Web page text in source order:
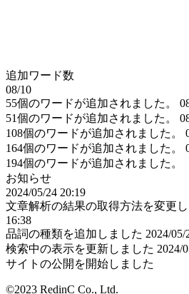
追加ワード数
08/10
55個のワードが追加されました。
51個のワードが追加されました。
108個のワードが追加されました。
164個のワードが追加されました。
194個のワードが追加されました。
お知らせ
2024/05/24 20:19
文章解析の結果の取得方法を変更し
16:38
品詞の種類を追加しました 2024/05/
検索中の表示を更新しました 2024/
サイトの公開を開始しました
©2023 RedinC Co., Ltd.